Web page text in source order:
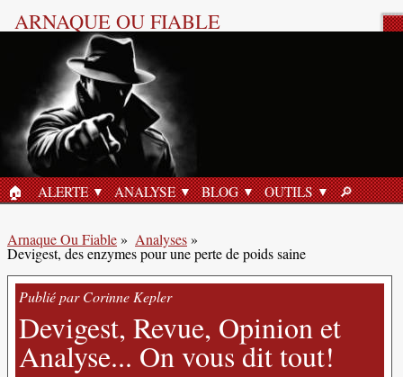
ARNAQUE OU FIABLE
ACCUEIL
🏠︎ ALERTE ANALYSE BLOG OUTILS 🔎︎
Arnaque Ou Fiable» Analyses»
Devigest, des enzymes pour une perte de poids saine
Publié par Corinne Kepler
Devigest, Revue, Opinion et
Analyse... On vous dit tout!